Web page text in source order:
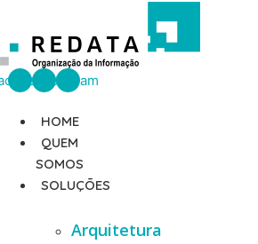
o
conteúdo
LinkedinInstagram
HOME
QUEM
SOMOS
SOLUÇÕES
Arquitetura